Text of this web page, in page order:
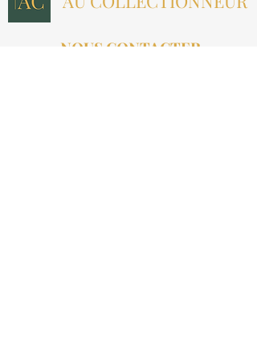
NOUS CONTACTER